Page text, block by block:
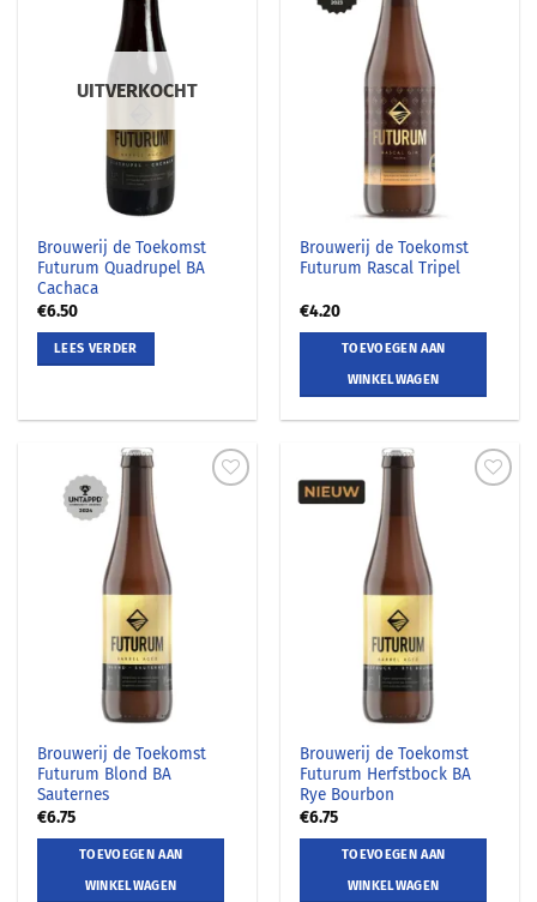
UITVERKOCHT
Brouwerij de Toekomst
Futurum Quadrupel BA
Cachaca
€6.50
LEES VERDER
Brouwerij de Toekomst
Futurum Rascal Tripel
€4.20
TOEVOEGEN AAN
WINKELWAGEN
Brouwerij de Toekomst
Futurum Blond BA
Sauternes
€6.75
TOEVOEGEN AAN
WINKELWAGEN
Brouwerij de Toekomst
Futurum Herfstbock BA
Rye Bourbon
€6.75
TOEVOEGEN AAN
WINKELWAGEN